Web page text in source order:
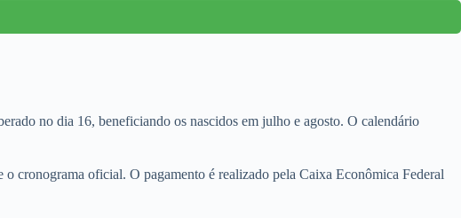
no dia 16, beneficiando os nascidos em julho e agosto. O calendário
cronograma oficial. O pagamento é realizado pela Caixa Econômica Federal